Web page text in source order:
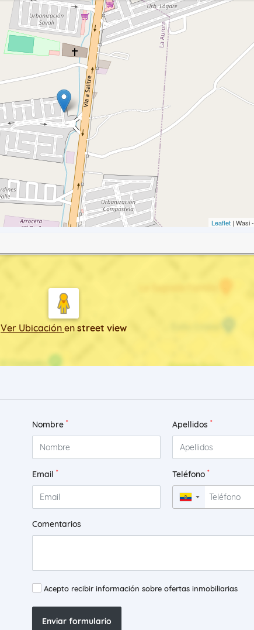
Leaflet | Wasi
Ver Ubicación en street view
Nombre * Apellidos *
Email * Teléfono *
▼
Comentarios
Acepto recibir información sobre ofertas inmobiliarias
Enviar formulario